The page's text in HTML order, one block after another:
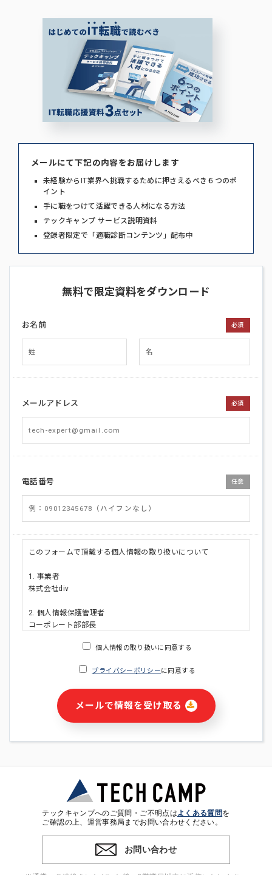
メールにて下記の内容をお届けします
未経験からIT業界へ挑戦するために押さえるべき６つのポ
イント
手に職をつけて活躍できる人材になる方法
テックキャンプ サービス説明資料
登録者限定で「適職診断コンテンツ」配布中
無料で限定資料をダウンロード
お名前 必須
メールアドレス 必須
電話番号 任意
このフォームで頂戴する個人情報の取り扱いについて
1. 事業者
株式会社div
2. 個人情報保護管理者
コーポレート部部長
・ご請求された資料の送付のため
・本サービス及び本サービスに関連する情報(当社及び第三者の
サービス又は商品等の広告配信・宣伝を含みますが、それらに
・個人(法人の場合は担当者)を識別できない形式に加工した統
計情報の作成および利用
※上記の利用目的に基づいた本人への連絡及び配信について
4. 個人情報の第三者提供
個人情報の取り扱いに同意する
プライバシーポリシーに同意する
メールで情報を受け取る
テックキャンプへのご質問・ご不明点はよくある質問を
ご確認の上、運営事務局までお問い合わせください。
お問い合わせ